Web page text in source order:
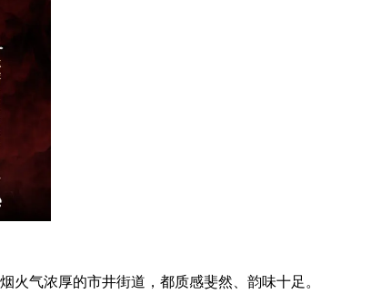
气浓厚的市井街道，都质感斐然、韵味十足。